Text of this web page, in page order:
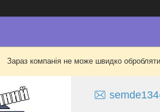
Зараз компанія не може швидко